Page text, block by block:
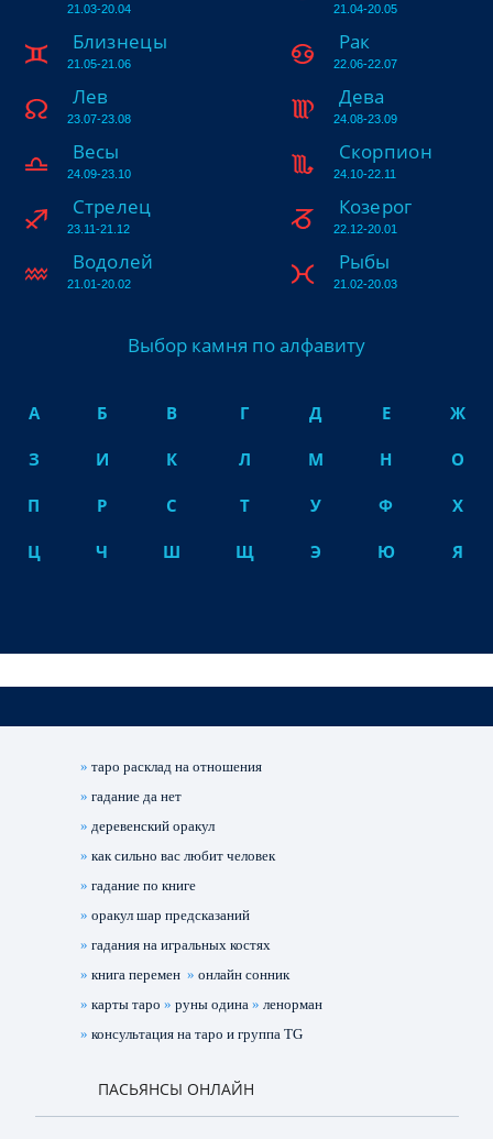
21.03-20.04 21.04-20.05
Близнецы
21.05-21.06
Рак
22.06-22.07
Лев
23.07-23.08
Дева
24.08-23.09
Весы
24.09-23.10
Скорпион
24.10-22.11
Стрелец
23.11-21.12
Козерог
22.12-20.01
Водолей
21.01-20.02
Рыбы
21.02-20.03
Выбор камня по алфавиту
А Б В Г Д Е Ж
З И К Л М Н О
П Р С Т У Ф Х
Ц Ч Ш Щ Э Ю Я
»таро расклад на отношения
»гадание да нет
»деревенский оракул
»как сильно вас любит человек
»гадание по книге
»оракул шар предсказаний
»гадания на игральных костях
»книга перемен »онлайн сонник
»карты таро »руны одина »ленорман
»консультация на таро и группа TG
ПАСЬЯНСЫ ОНЛАЙН